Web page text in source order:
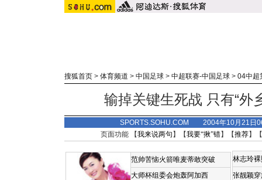
搜狐首页 > 体育频道 > 中国足球 > 中超联赛-中国足球 > 04中超
输掉关键生死战 只有“外
SPORTS.SOHU.COM 2004年10月21日
页面功能 【我来说两句 】【我要“揪”错】【推荐】
范帅苦恼火箭唯麦蒂敢突破
大师杯组委会炮轰阿加西
林志玲
张靓颖